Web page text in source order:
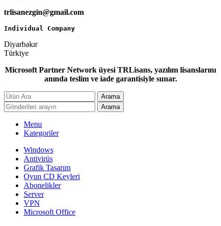
trlisanezgin@gmail.com
Individual Company
Diyarbakır
Türkiye
Microsoft Partner Network üyesi TRLisans, yazılım lisanslarını
anında teslim ve iade garantisiyle sunar.
Arama
Arama
Menu
Kategoriler
Windows
Antivirüs
Grafik Tasarım
Oyun CD Keyleri
Abonelikler
Server
VPN
Microsoft Office